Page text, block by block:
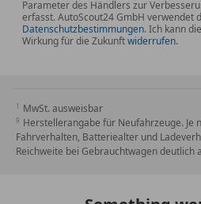
erweiterten Umfängen
BMW Individual Leuchten
Ablage für Wireless Charging
Active Guard
Deutsch / Bordliteratur
Parameter des Händlers zur
erfasst. AutoScout24 GmbH verwendet
Datenschutzbestimmungen. Ich kann
Wirkung für die Zukunftwiderrufen.
MwSt. ausweisbar
Herstellerangabe für Neufahrzeuge. Je
Fahrverhalten, Batteriealter und
Reichweite bei Gebrauchtwagen deutlich